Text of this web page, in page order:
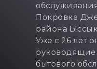
Покровка
района
Уже с 26 лет
руководящие
бытового